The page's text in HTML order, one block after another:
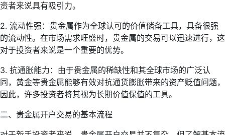
资者来说具有吸引力。
2. 流动性强：贵金属作为全球认可的价值储备工具，具备很强
的流动性。在市场需求旺盛时，贵金属的交易可以迅速进行，这
对于投资者来说是一个重要的优势。
3. 抗通胀能力：由于贵金属的稀缺性和其全球市场的广泛认
同，黄金等贵金属能够有效对抗通货膨胀带来的资产贬值问题，
因此，许多投资者将其视为长期价值保值的工具。
二、贵金属开户交易的基本流程